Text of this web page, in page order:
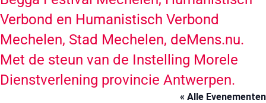
Verbond en Humanistisch Verbond
Mechelen, Stad Mechelen, deMens.nu.
Met de steun van de Instelling Morele
Dienstverlening provincie Antwerpen.
« Alle Evenementen